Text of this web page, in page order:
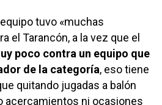
tuvo «muchas
el Tarancón, a la vez que el
poco contra un equipo que
de la categoría, eso tiene
quitando jugadas a balón
acercamientos ni ocasiones